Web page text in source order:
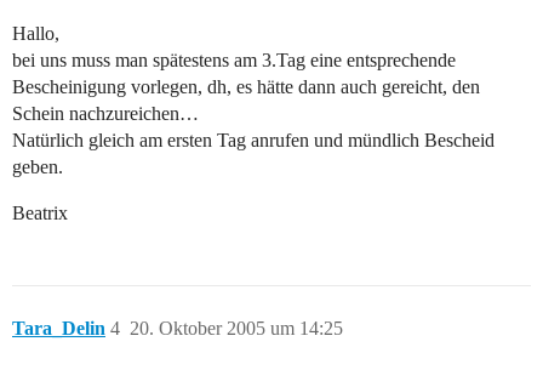
Hallo,
bei uns muss man spätestens am 3.Tag eine entsprechende
Bescheinigung vorlegen, dh, es hätte dann auch gereicht, den
Schein nachzureichen…
Natürlich gleich am ersten Tag anrufen und mündlich Bescheid
geben.
Beatrix
Tara_Delin 20. Oktober 2005 um 14:25
4